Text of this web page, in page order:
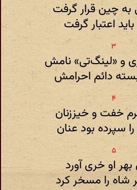
به چین قرار گرفت
اعتبار گرفت
«‌لینگ‌تی‌» نامش
دائم احرامش
خفت و خیززنان
سپرده بود عنان
او خری آورد
را مسخر کرد